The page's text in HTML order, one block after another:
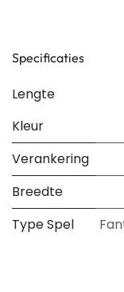
Specificaties
Lengte
Kleur
Verankering
Breedte
Type Spel